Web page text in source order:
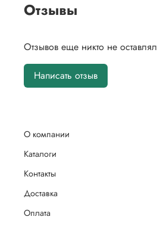
Отзывы
Отзывов еще никто не оставлял
Написать отзыв
О компании
Каталоги
Контакты
Доставка
Оплата